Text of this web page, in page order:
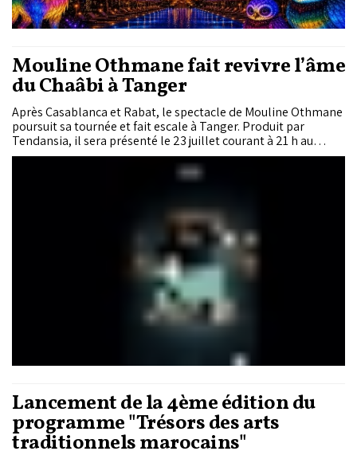
Mouline Othmane fait revivre l’âme
du Chaâbi à Tanger
Après Casablanca et Rabat, le spectacle de Mouline Othmane
poursuit sa tournée et fait escale à Tanger. Produit par
Tendansia, il sera présenté le 23 juillet courant à 21 h au
Palais des arts et de la culture. Une création scénique mêlant
concert live, récits personnels et mémoire collective autour
Lancement de la 4ème édition du
programme "Trésors des arts
traditionnels marocains"